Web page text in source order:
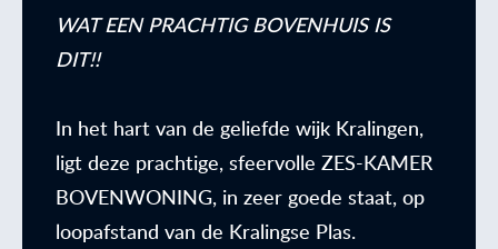
WAT EEN PRACHTIG BOVENHUIS IS
DIT!!
In het hart van de geliefde wijk Kralingen,
ligt deze prachtige, sfeervolle ZES-KAMER
BOVENWONING, in zeer goede staat, op
loopafstand van de Kralingse Plas.